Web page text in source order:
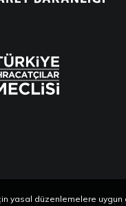
yasal düzenlemelere uygun